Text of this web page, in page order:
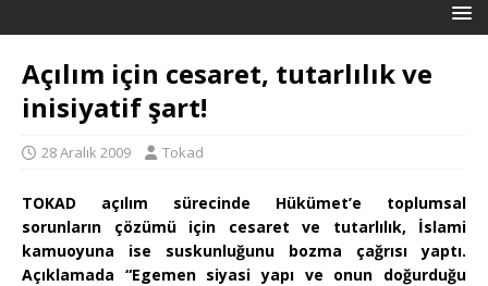
Açılım için cesaret, tutarlılık ve
inisiyatif şart!
28 Aralık 2009 Tokad
TOKAD açılım sürecinde Hükümet’e toplumsal
sorunların çözümü için cesaret ve tutarlılık, İslami
kamuoyuna ise suskunluğunu bozma çağrısı yaptı.
Açıklamada “Egemen siyasi yapı ve onun doğurduğu